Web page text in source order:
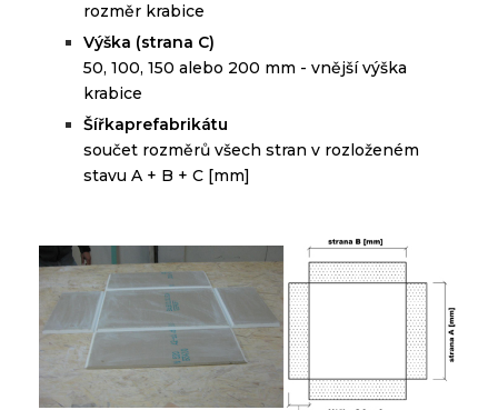
rozměr krabice
Výška (strana C)
50, 100, 150 alebo 200 mm - vnější výška
krabice
Šířkaprefabrikátu
součet rozměrů všech stran v rozloženém
stavu A + B + C [mm]